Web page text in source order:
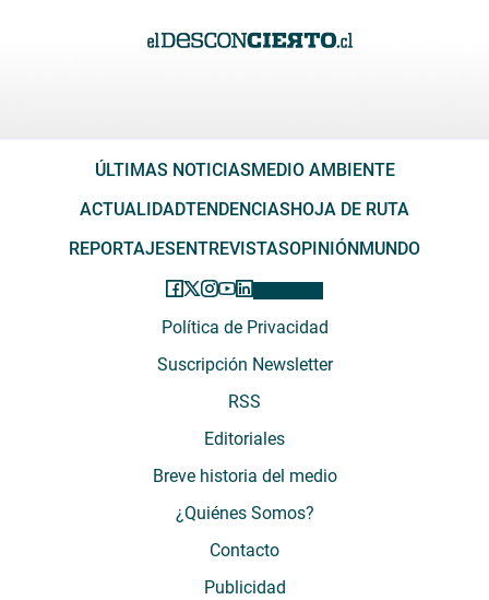
ÚLTIMAS NOTICIASMEDIO AMBIENTE
ACTUALIDADTENDENCIASHOJA DE RUTA
REPORTAJESENTREVISTASOPINIÓNMUNDO
Política de Privacidad
Suscripción Newsletter
RSS
Editoriales
Breve historia del medio
¿Quiénes Somos?
Contacto
Publicidad